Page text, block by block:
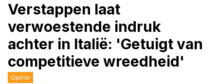
Verstappen laat
verwoestende indruk
achter in Italië: 'Getuigt van
competitieve wreedheid'
Opinie